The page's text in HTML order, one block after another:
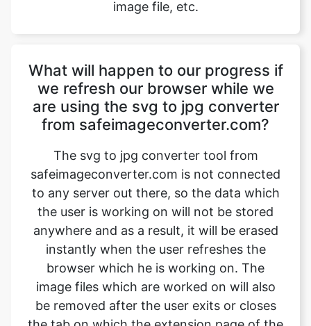
What will happen to our progress if
from safeimageconverter.com?
The svg to jpg converter tool from
safeimageconverter.com is not connected
to any server out there, so the data which
the user is working on will not be stored
anywhere and as a result, it will be erased
instantly when the user refreshes the
browser which he is working on. The
image files which are worked on will also
be removed after the user exits or closes
the tab on which the extension page of the
website is open.